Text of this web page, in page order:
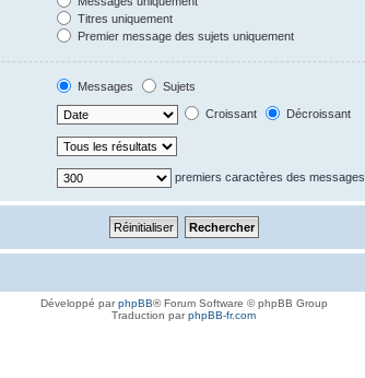
Titres uniquement
Premier message des sujets uniquement
Messages
Sujets
Croissant Décroissant
premiers caractères des messages
Développé parphpBB® Forum Software © phpBB Group
Traduction parphpBB-fr.com